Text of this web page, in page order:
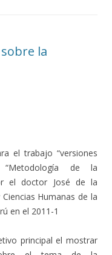
la
el trabajo “versiones
de la
el doctor José de la
Humanas de la
en el 2011-1
principal el mostrar